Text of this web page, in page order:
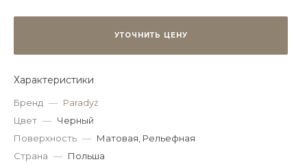
УТОЧНИТЬ ЦЕНУ
Характеристики
Бренд — Paradyż
Цвет — Черный
Поверхность — Матовая, Рельефная
Страна — Польша